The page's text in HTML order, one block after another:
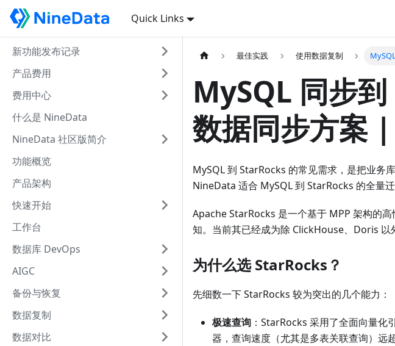
Quick Links
新功能发布记录
产品费用
费用中心
什么是 NineData
NineData 社区版简介
功能概览
产品架构
快速开始
工作台
数据库 DevOps
AIGC
备份与恢复
数据复制
数据对比
最佳实践 使用数据复制
MySQL 同步
数据同步方案
MySQL 到 StarRocks 的常见需求，是把业务
NineData 适合 MySQL 到 StarRocks 的全量
Apache StarRocks 是一个基于 MPP 架构的
知。当前其已经成为除 ClickHouse、Doris 以
为什么选 StarRocks？
先细数一下 StarRocks 较为突出的几个能力：
极速查询 ：StarRocks 采用了全面向量
器，查询速度（尤其是多表关联查询）远